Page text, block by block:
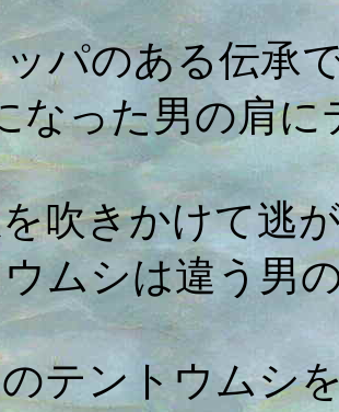
パのある伝承
なった男の肩に
吹きかけて逃
ウムシは違う男
テントウムシ